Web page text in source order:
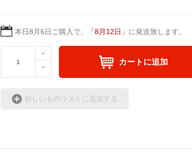
＜小説+作詞20曲+挿画50作品>
日本語版: https://amzn.asia/d/3czgKs8
英語版: https://amzn.asia/d/bpIME7s
凛々風 猛-リリカゼタケル
本日8月6日 ご購入で、 「8月12日 」 に発送致します。
カートに追加
欲しいものリストに追加する